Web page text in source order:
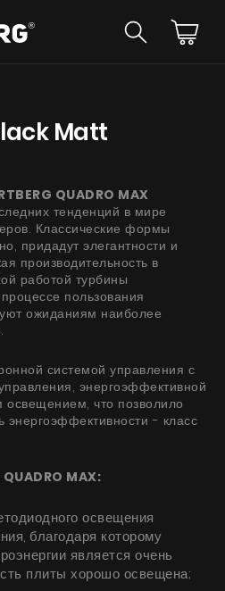
крыше дома
пределами кухнонной
ВСЕ
ВСЕ
Matt
QUADRO MAX
тенденций в мире
Классические формы
придадут элегантности и
производительность в
работой турбины
пользования
ожиданиям наиболее
системой управления с
энергоэффективной
что позволило
энергоэффективности - класс
MAX:
освещения
благодаря которому
является очень
плиты хорошо освещена;